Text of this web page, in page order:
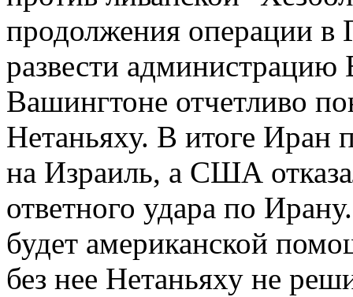
продолжения операции в
развести администрацию
Вашингтоне отчетливо
Нетаньяху. В итоге Иран
на Израиль, а США
ответного удара по
будет американской
без нее Нетаньяху не